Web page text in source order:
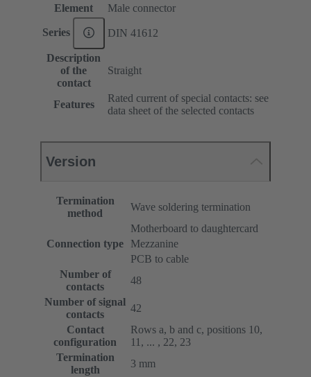
Element
Male connector
Series DIN 41612
Description
of the
contact
Straight
Features
Rated current of special contacts: see
data sheet of the selected contacts
Version
Termination
method
Wave soldering termination
Connection type
Motherboard to daughtercard
Mezzanine
PCB to cable
Number of
contacts
48
Number of signal
contacts
42
Contact
configuration
Rows a, b and c, positions 10,
11, ... , 22, 23
Termination
length
3 mm